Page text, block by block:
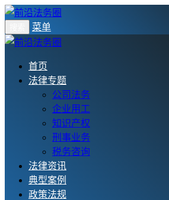
菜单
首页
法律专题
公司法务
企业用工
知识产权
刑事业务
税务咨询
法律资讯
典型案例
政策法规